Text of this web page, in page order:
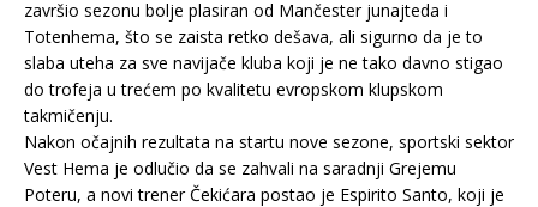
završio sezonu bolje plasiran od Mančester junajteda i
Totenhema, što se zaista retko dešava, ali sigurno da je to
slaba uteha za sve navijače kluba koji je ne tako davno stigao
do trofeja u trećem po kvalitetu evropskom klupskom
takmičenju.
Nakon očajnih rezultata na startu nove sezone, sportski sektor
Vest Hema je odlučio da se zahvali na saradnji Grejemu
Poteru, a novi trener Čekićara postao je Espirito Santo, koji je